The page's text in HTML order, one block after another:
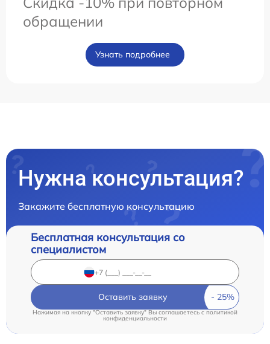
обращении
Узнать подробнее
Нужна консультация?
Закажите бесплатную консультацию
Бесплатная консультация со
специалистом
Оставить заявку
Нажимая на кнопку "Оставить заявку" Вы соглашаетесь cполитикой
конфиденциальности